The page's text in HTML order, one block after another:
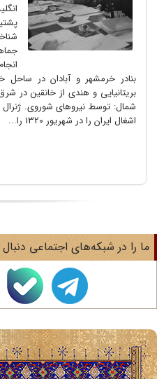
بنادر خرمشهر و آبادان در ساحل
بریتانیایی و هندی از خانقین در
شمال: توسط نیروهای شوروی. ژنرال
اشغال ایران را در شهریور 1320 را...
را در شبکه‌های اجتماعی دنبال